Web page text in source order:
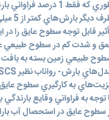
طرف
قابل توجه سطوح عايق را
و شدت کم در سطوح طبيعي
طبيعي زمين بسته به بافت
به کارگيري سطوح عايق